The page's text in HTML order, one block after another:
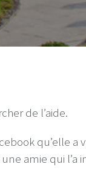
de l’aide.
qu’elle a
amie qui l’a